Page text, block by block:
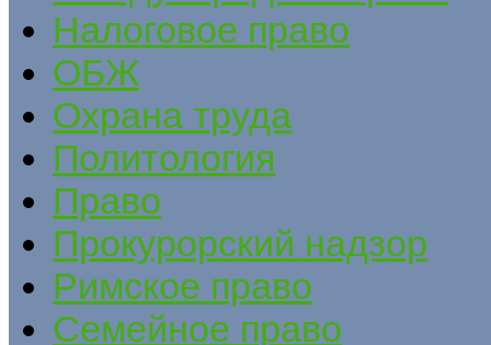
Налоговое право
ОБЖ
Охрана труда
Политология
Право
Прокурорский надзор
Римское право
Семейное право